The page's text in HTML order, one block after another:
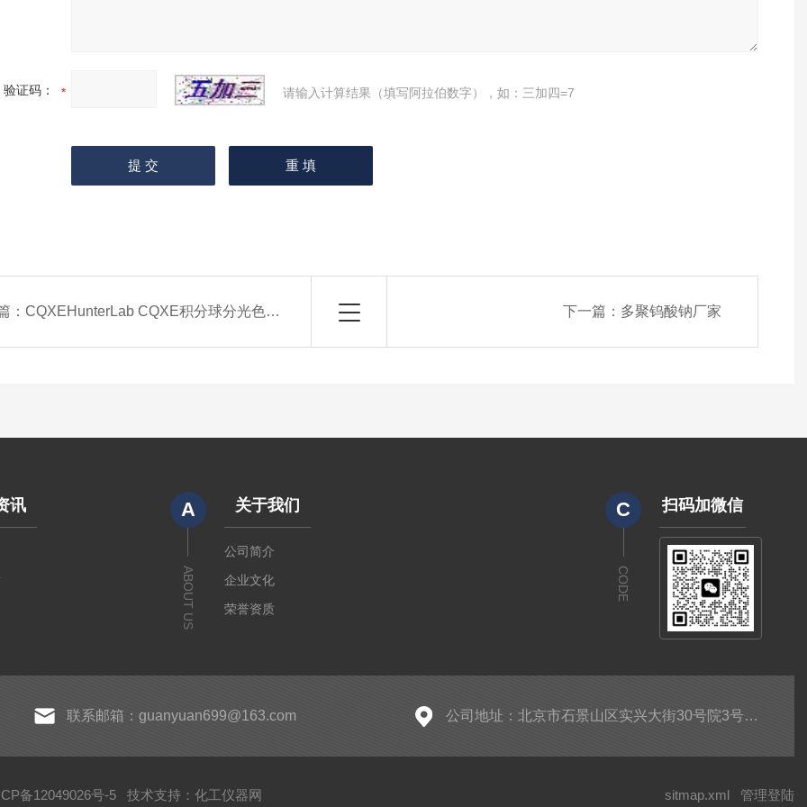
验证码： 请输入计算结果（填写阿拉伯数字），如：三加四=7
：CQXEHunterLab CQXE积分球分光色差仪 下一篇： 多聚钨酸钠厂家
讯 A
ABOUT US
关于我们
公司简介
企业文化
荣誉资质
C
CODE
扫码加微信
联系邮箱：guanyuan699@163.com 公司地址：北京市石景山区实兴大街30号院3号楼2层A-0299房间
备12049026号-5 技术支持： 化工仪器网 sitmap.xml 管理登陆